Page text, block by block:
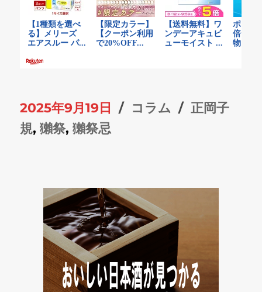
投
稿
2025年9月19日
カ
ー
コラム
タ
正岡子
規,獺祭,獺祭忌